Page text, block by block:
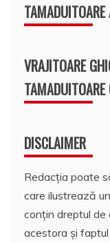
VRAJITOARE
TAMADUITOARE
DISCLAIMER
Redacția poate
care ilustrează
conțin dreptul de
acestora și